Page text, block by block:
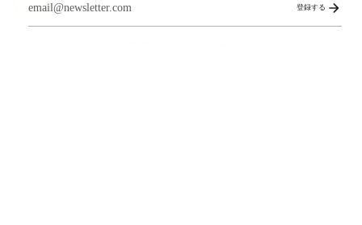
登録する